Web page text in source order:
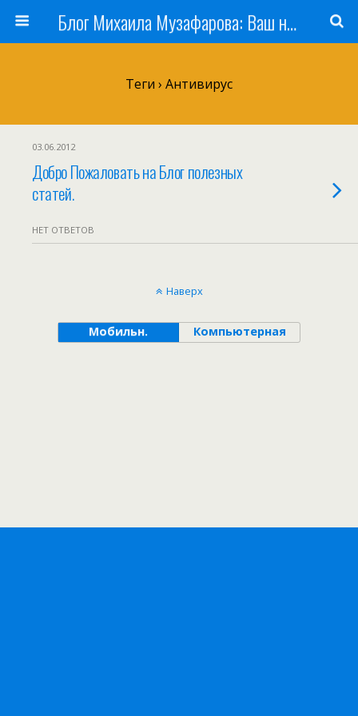
Блог Михаила Музафарова: Ваш наставник по заработку в Интернете
Теги › Антивирус
03.06.2012
Добро Пожаловать на Блог полезных
статей.
НЕТ ОТВЕТОВ
Наверх
Мобильн. Компьютерная